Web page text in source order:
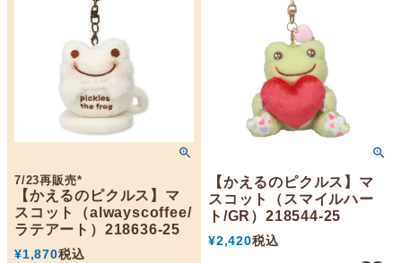
7/23再販売*
【かえるのピクルス】マ
スコット（alwayscoffee/
ラテアート）218636-25
¥1,870税込
【かえるのピクルス】マ
スコット（スマイルハー
ト/GR）218544-25
¥2,420税込